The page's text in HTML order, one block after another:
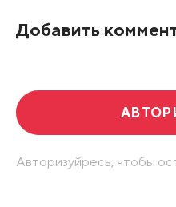
Добавить
Авторизуйресь, чтобы